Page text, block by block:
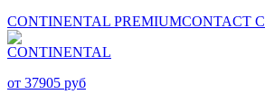
CONTINENTAL PREMIUMCONTACT C
от 37905 руб